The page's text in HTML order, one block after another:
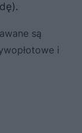
są
i